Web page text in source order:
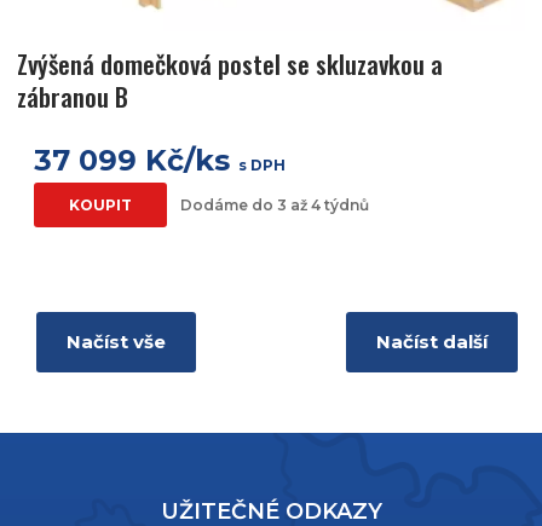
Zvýšená domečková postel se skluzavkou a
zábranou B
37 099 Kč/ks s DPH
KOUPIT Dodáme do 3 až 4 týdnů
Načíst vše Načíst další
UŽITEČNÉ ODKAZY